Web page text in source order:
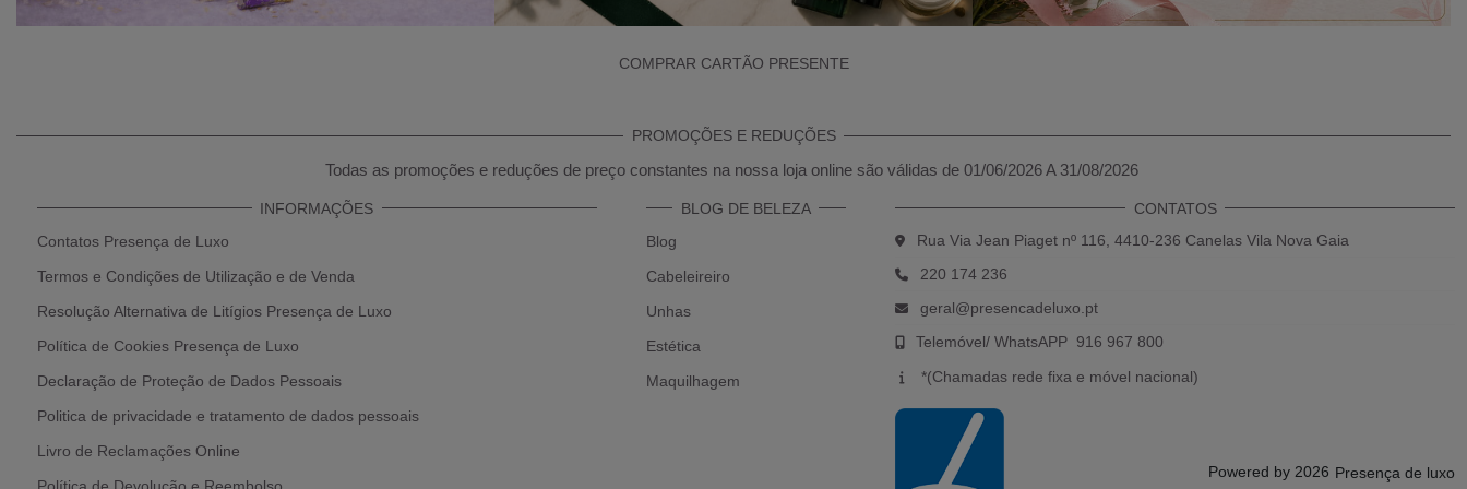
COMPRAR CARTÃO PRESENTE
PROMOÇÕES E REDUÇÕES
Todas as promoções e reduções de preço constantes na nossa loja online são válidas de 01/06/2026 A 31/08/2026
INFORMAÇÕES
Contatos Presença de Luxo
Termos e Condições de Utilização e de Venda
Resolução Alternativa de Litígios Presença de Luxo
Política de Cookies Presença de Luxo
Declaração de Proteção de Dados Pessoais
Politica de privacidade e tratamento de dados pessoais
Livro de Reclamações Online
Política de Devolução e Reembolso
BLOG DE BELEZA
Blog
Cabeleireiro
Unhas
Estética
Maquilhagem
CONTATOS
Rua Via Jean Piaget nº 116, 4410-236 Canelas Vila Nova Gaia
220 174 236
geral@presencadeluxo.pt
Telemóvel/ WhatsAPP 916 967 800
*(Chamadas rede fixa e móvel nacional)
Powered by 2026 Presença de luxo